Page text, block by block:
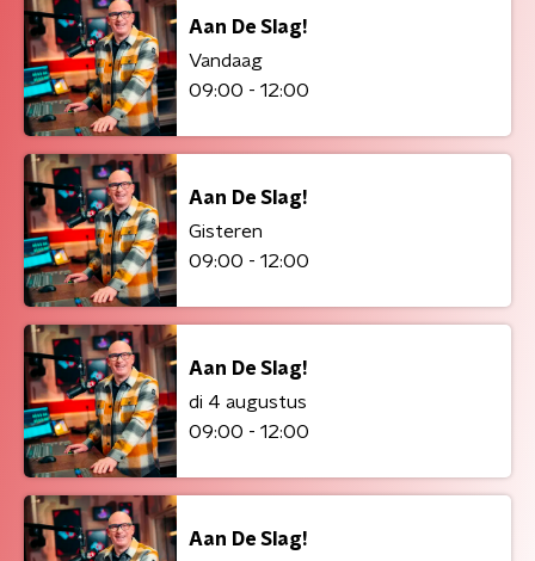
Aan De Slag!
Vandaag
09:00 - 12:00
Aan De Slag!
Gisteren
09:00 - 12:00
Aan De Slag!
di 4 augustus
09:00 - 12:00
Aan De Slag!